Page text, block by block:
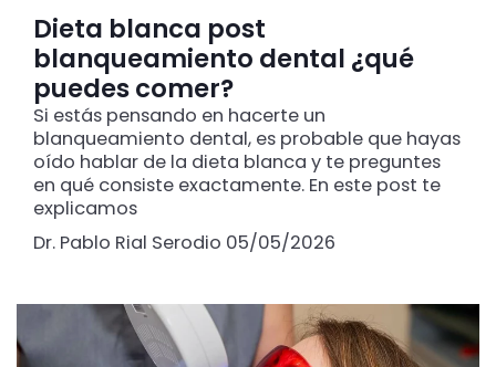
Dieta blanca post
blanqueamiento dental ¿qué
puedes comer?
Si estás pensando en hacerte un
blanqueamiento dental, es probable que hayas
oído hablar de la dieta blanca y te preguntes
en qué consiste exactamente. En este post te
explicamos
Dr. Pablo Rial Serodio 05/05/2026